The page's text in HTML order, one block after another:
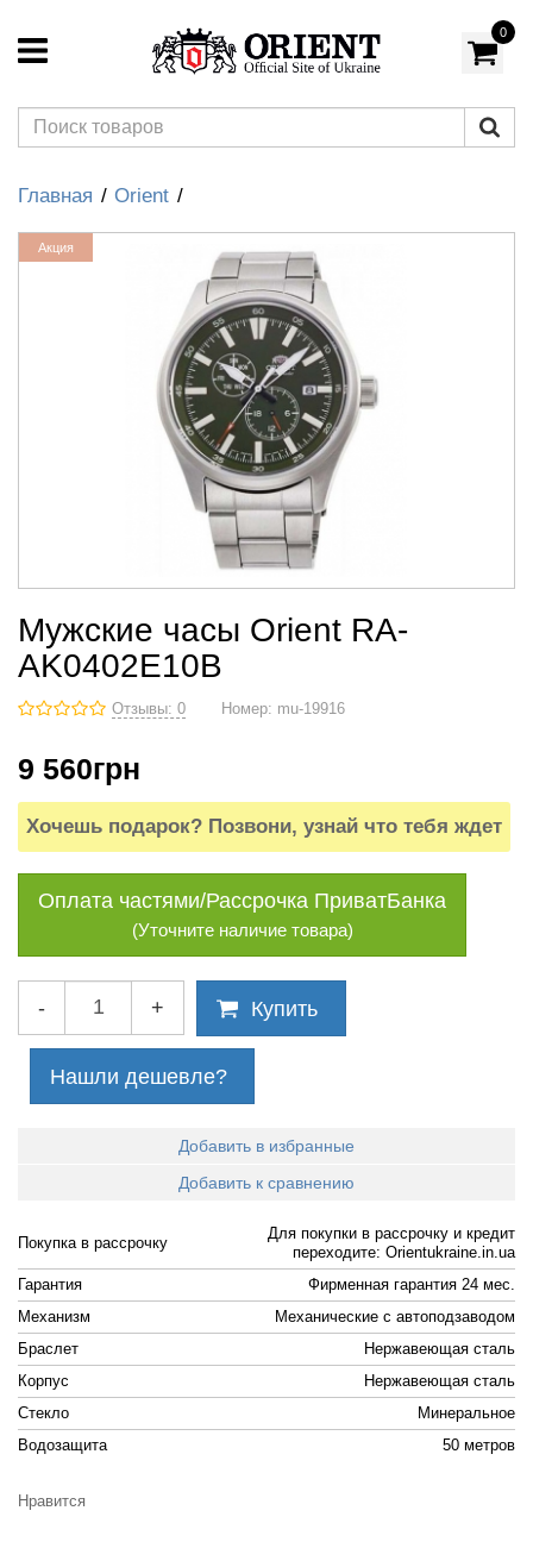
0
Главная Orient
Акция
Мужские часы Orient RA-
AK0402E10B
Отзывы: 0 Номер: mu-19916
9 560грн
Хочешь подарок? Позвони, узнай что тебя ждет
Оплата частями/Рассрочка ПриватБанка
(Уточните наличие товара)
- + Купить
Нашли дешевле?
Добавить в избранные
Добавить к сравнению
Покупка в рассрочку
Для покупки в рассрочку и кредит
переходите: Orientukraine.in.ua
Гарантия
Фирменная гарантия 24 мес.
Механизм
Механические с автоподзаводом
Браслет
Нержавеющая сталь
Корпус
Нержавеющая сталь
Стекло
Минеральное
Водозащита
50 метров
Нравится